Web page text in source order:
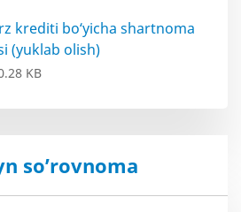
krediti bo‘yicha shartnoma
(yuklab olish)
KB
so’rovnoma